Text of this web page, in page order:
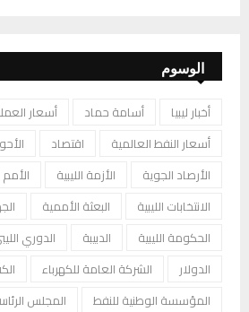
الوسوم
أخبار ليبيا أسامة حماد أسعار
أسعار النفط العالمية
اقتصاد
الأرصاد الجوية
الأزمة الليبية
الانتخابات الليبية
البعثة الأممية
الحكومة الليبية
الدبيبة
الدوري
الدولار
الشركة العامة للكهرباء
المؤسسة الوطنية للنفط
المجلس